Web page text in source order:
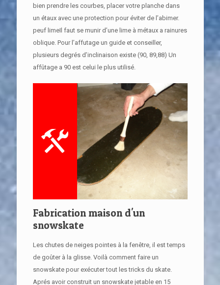
bien prendre les courbes, placer votre planche dans
un étaux avec une protection pour éviter de l’abimer.
peuf limeIl faut se munir d’une lime à métaux a rainures
oblique. Pour l’affutage un guide et conseiller,
plusieurs degrés d’inclinaison existe (90, 89,88) Un
affûtage a 90 est celui le plus utilisé.
Fabrication maison d'un
snowskate
Les chutes de neiges pointes à la fenêtre, il est temps
de goûter à la glisse. Voilà comment faire un
snowskate pour exécuter tout les tricks du skate.
Aprés avoir construit un snowskate jetable en 15